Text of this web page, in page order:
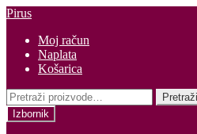
Preskoči
navigaciju
Skoči
sadržaja
Pirus
Moj račun
Naplata
Košarica
Pretraži:
Pretraži
Izbornik